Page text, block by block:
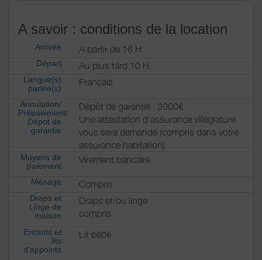
A savoir : conditions de la location
Arrivée A partir de 16 H
Départ Au plus tard 10 H
Langue(s)
parlée(s)
Français
Annulation/
Prépaiement/
Dépot de
garantie
Dépôt de garantie : 2000€
Une attestation d’assurance villégiature
vous sera demandé (compris dans votre
assurance habitation)
Moyens de
paiement
Virement bancaire
Ménage Compris
Draps et
Linge de
maison
Draps et/ou linge
compris
Enfants et
lits
d'appoints
Lit bébé